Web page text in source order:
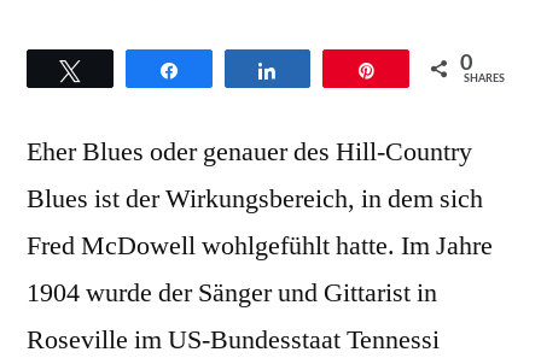
0
SHARES
Eher Blues oder genauer des Hill-Country
Blues ist der Wirkungsbereich, in dem sich
Fred McDowell wohlgefühlt hatte. Im Jahre
1904 wurde der Sänger und Gittarist in
Roseville im US-Bundesstaat Tennessi